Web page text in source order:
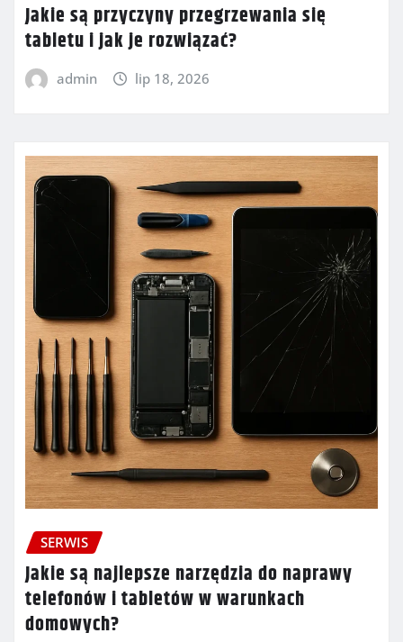
Jakie są przyczyny przegrzewania się
tabletu i jak je rozwiązać?
admin lip 18, 2026
SERWIS
Jakie są najlepsze narzędzia do naprawy
telefonów i tabletów w warunkach
domowych?